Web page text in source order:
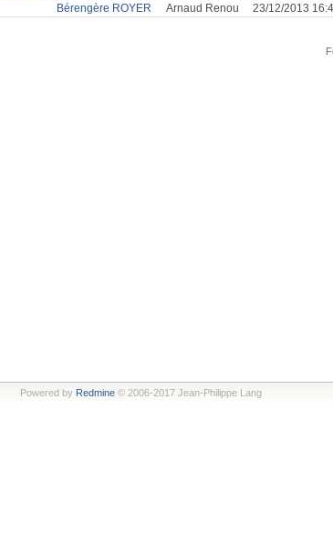
Bérengère ROYER Arnaud Renou 23/12/2013
Powered by Redmine© 2006-2017 Jean-Philippe Lang